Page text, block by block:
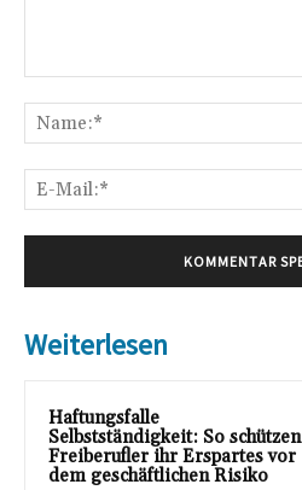
Weiterlesen
Haftungsfalle
Selbstständigkeit: So schützen
Freiberufler ihr Erspartes vor
dem geschäftlichen Risiko